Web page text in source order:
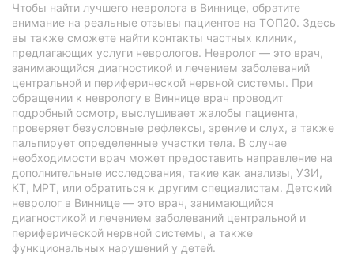
Чтобы найти лучшего невролога в Виннице, обратите
внимание на реальные отзывы пациентов на ТОП20. Здесь
вы также сможете найти контакты частных клиник,
предлагающих услуги неврологов. Невролог — это врач,
занимающийся диагностикой и лечением заболеваний
центральной и периферической нервной системы. При
обращении к неврологу в Виннице врач проводит
подробный осмотр, выслушивает жалобы пациента,
проверяет безусловные рефлексы, зрение и слух, а также
пальпирует определенные участки тела. В случае
необходимости врач может предоставить направление на
дополнительные исследования, такие как анализы, УЗИ,
КТ, МРТ, или обратиться к другим специалистам. Детский
невролог в Виннице — это врач, занимающийся
диагностикой и лечением заболеваний центральной и
периферической нервной системы, а также
функциональных нарушений у детей.